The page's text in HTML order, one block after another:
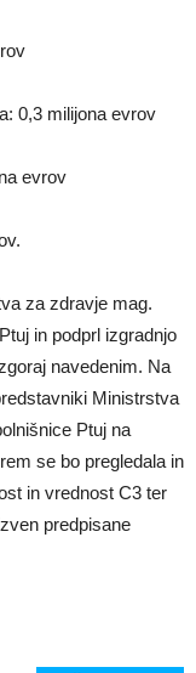
0,3 milijona evrov
evrov
za zdravje mag.
in podprl izgradnjo
navedenim. Na
Ministrstva
Ptuj na
se bo pregledala in
in vrednost C3 ter
predpisane